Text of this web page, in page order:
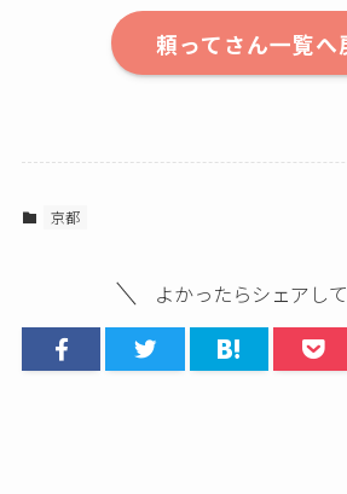
頼ってさん一覧へ
京都
よかったらシェアし